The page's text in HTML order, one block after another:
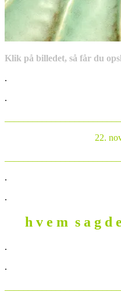
Klik på billedet, så får du
.
.
22.
.
.
h v e m s a g d
.
.